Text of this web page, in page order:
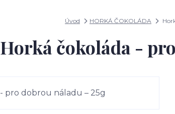
Úvod HORKÁ ČOKOLÁDA
Horká čokoláda -